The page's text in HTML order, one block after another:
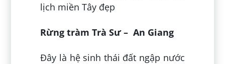
lịch miền Tây đẹp
Rừng tràm Trà Sư – An Giang
Đây là hệ sinh thái đất ngập nước